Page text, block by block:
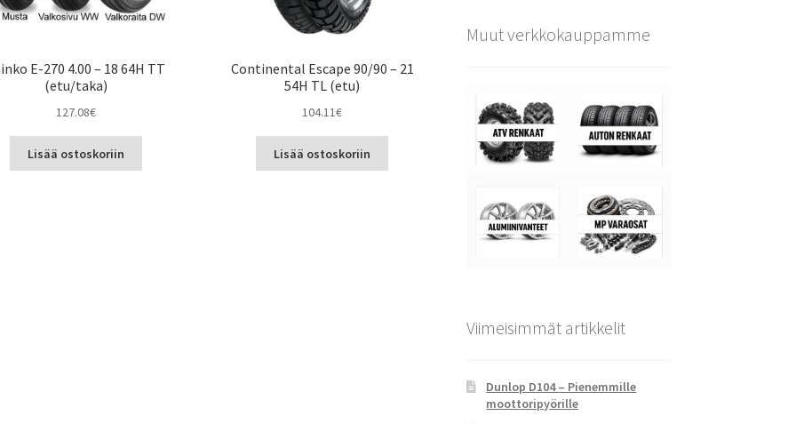
E-270 4.00 – 18 64H TT
(etu/taka)
127.08€
Lisää ostoskoriin
Continental Escape 90/90 – 21
54H TL (etu)
104.11€
Lisää ostoskoriin
Muut verkkokauppamme
Viimeisimmät artikkelit
Dunlop D104 – Pienemmille
moottoripyörille